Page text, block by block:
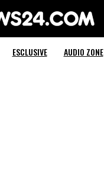
24
ESCLUSIVE AUDIO ZONE